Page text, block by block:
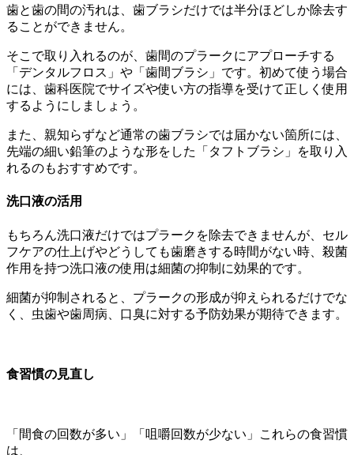
歯と歯の間の汚れは、歯ブラシだけでは半分ほどしか除去す
ることができません。
そこで取り入れるのが、歯間のプラークにアプローチする
「デンタルフロス」や「歯間ブラシ」です。初めて使う場合
には、歯科医院でサイズや使い方の指導を受けて正しく使用
するようにしましょう。
また、親知らずなど通常の歯ブラシでは届かない箇所には、
先端の細い鉛筆のような形をした「タフトブラシ」を取り入
れるのもおすすめです。
洗口液の活用
もちろん洗口液だけではプラークを除去できませんが、セル
フケアの仕上げやどうしても歯磨きする時間がない時、殺菌
作用を持つ洗口液の使用は細菌の抑制に効果的です。
細菌が抑制されると、プラークの形成が抑えられるだけでな
く、虫歯や歯周病、口臭に対する予防効果が期待できます。
食習慣の見直し
「間食の回数が多い」「咀嚼回数が少ない」これらの食習慣
は、